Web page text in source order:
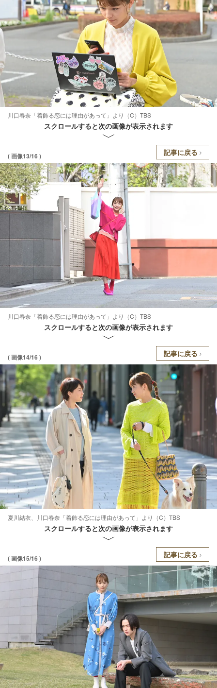
川口春奈「着飾る恋には理由があって」より（C）TBS
スクロールすると次の画像が表示されます
( 画像13/16 ) 記事に戻る
川口春奈「着飾る恋には理由があって」より（C）TBS
スクロールすると次の画像が表示されます
( 画像14/16 ) 記事に戻る
夏川結衣、川口春奈「着飾る恋には理由があって」より（C）TBS
スクロールすると次の画像が表示されます
( 画像15/16 ) 記事に戻る